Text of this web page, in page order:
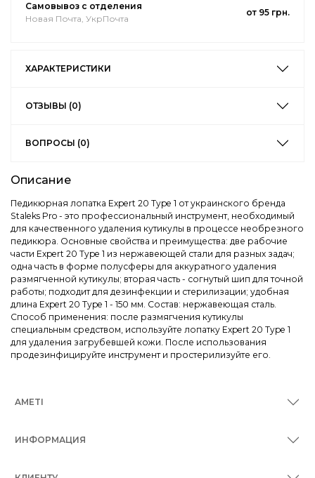
Самовывоз с отделения
Новая Почта, УкрПочта
от 95 грн.
ХАРАКТЕРИСТИКИ
ОТЗЫВЫ (0)
ВОПРОСЫ (0)
Описание
Педикюрная лопатка Expert 20 Type 1 от украинского бренда
Staleks Pro - это профессиональный инструмент, необходимый
для качественного удаления кутикулы в процессе необрезного
педикюра. Основные свойства и преимущества: две рабочие
части Expert 20 Type 1 из нержавеющей стали для разных задач;
одна часть в форме полусферы для аккуратного удаления
размягченной кутикулы; вторая часть - согнутый шип для точной
работы; подходит для дезинфекции и стерилизации; удобная
длина Expert 20 Type 1 - 150 мм. Состав: нержавеющая сталь.
Способ применения: после размягчения кутикулы
специальным средством, используйте лопатку Expert 20 Type 1
для удаления загрубевшей кожи. После использования
продезинфицируйте инструмент и простерилизуйте его.
AMETI
ИНФОРМАЦИЯ